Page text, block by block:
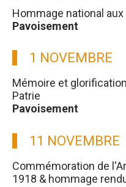
Hommage national
Pavoisement
1 NOVEMBRE
Mémoire et
Patrie
Pavoisement
11 NOVEMBRE
Commémoration de
1918 & hommage